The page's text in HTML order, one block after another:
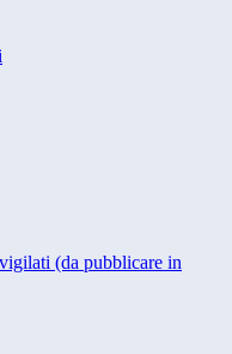
(da pubblicare in